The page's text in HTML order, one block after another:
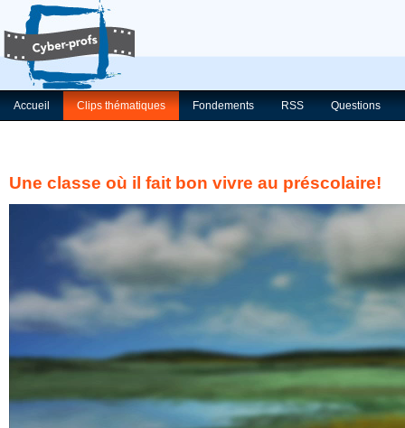
Accueil Clips thématiques Fondements RSS Questions
Une classe où il fait bon vivre au préscolaire!